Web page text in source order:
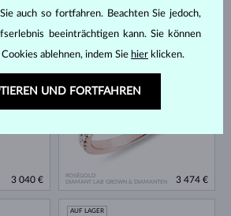
866 €
WEISSGOLD
DIAMANT LAB GROWN
1 300 €
3 040 €
ROSÉGOLD
DIAMANT LAB GROWN & DIAMANTEN
3 474 €
AUF LAGER
auch so fortfahren. Beachten Sie jedoch,
beeinträchtigen kann. Sie können
ablehnen, indem Sie hier klicken.
UND FORTFAHREN